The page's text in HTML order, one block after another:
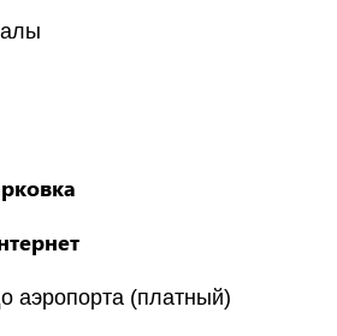
аэропорта (платный)